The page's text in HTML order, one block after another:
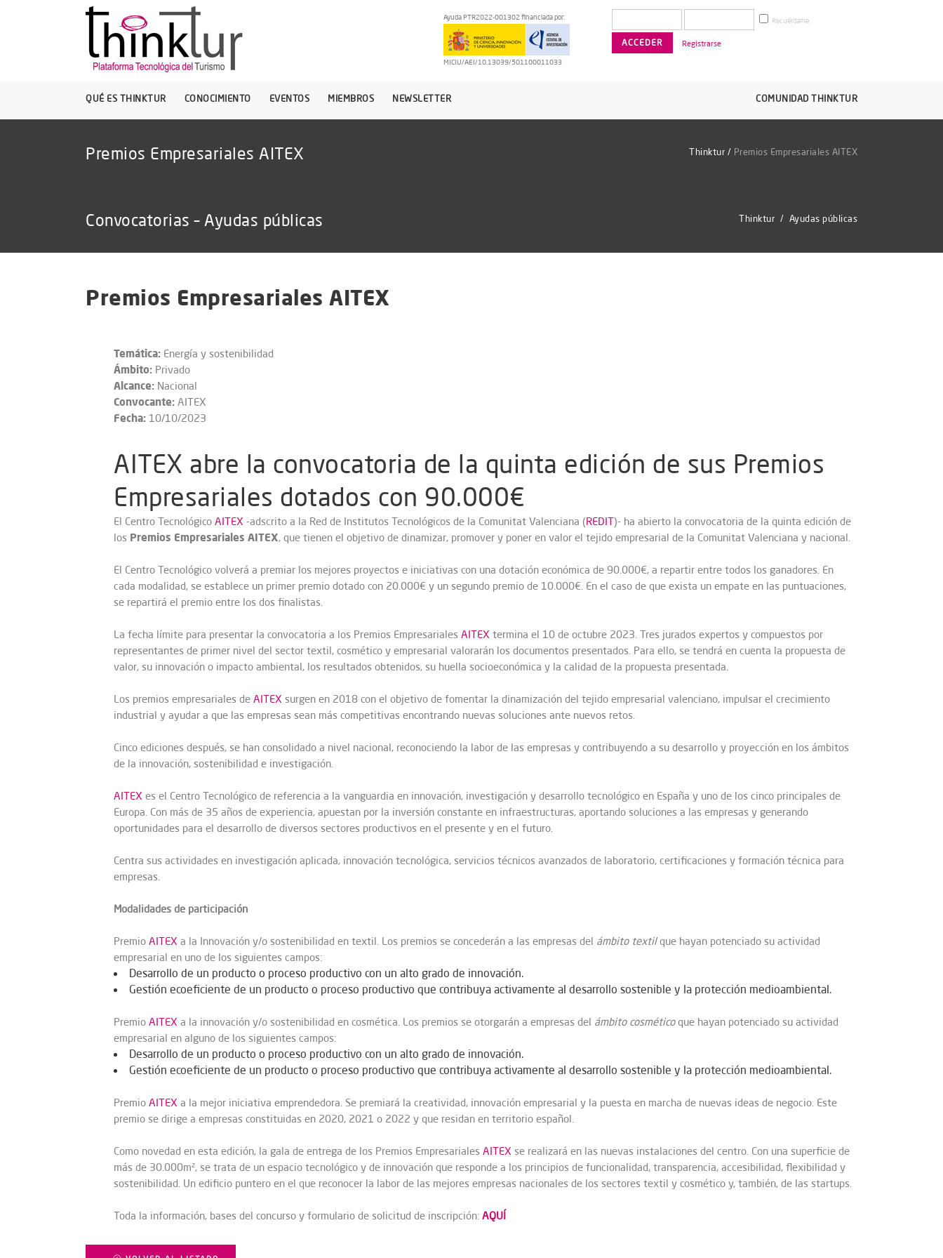
Ayuda PTR2022-001302 financiada por:
MICIU/AEI/10.13039/501100011033
Recuérdame
Registrarse
QUÉ ES THINKTUR CONOCIMIENTO EVENTOS MIEMBROS NEWSLETTER COMUNIDAD THINKTUR
Premios Empresariales AITEX Thinktur / Premios Empresariales AITEX
Convocatorias – Ayudas públicas Thinktur / Ayudas públicas
Premios Empresariales AITEX
Temática: Energía y sostenibilidad
Ámbito: Privado
Alcance: Nacional
Convocante: AITEX
Fecha: 10/10/2023
AITEX abre la convocatoria de la quinta edición de sus Premios
Empresariales dotados con 90.000€
El Centro Tecnológico AITEX -adscrito a la Red de Institutos Tecnológicos de la Comunitat Valenciana (REDIT)- ha abierto la convocatoria de la quinta edición de
los Premios Empresariales AITEX, que tienen el objetivo de dinamizar, promover y poner en valor el tejido empresarial de la Comunitat Valenciana y nacional.
El Centro Tecnológico volverá a premiar los mejores proyectos e iniciativas con una dotación económica de 90.000€, a repartir entre todos los ganadores. En
cada modalidad, se establece un primer premio dotado con 20.000€ y un segundo premio de 10.000€. En el caso de que exista un empate en las puntuaciones,
se repartirá el premio entre los dos finalistas.
La fecha límite para presentar la convocatoria a los Premios Empresariales AITEX termina el 10 de octubre 2023. Tres jurados expertos y compuestos por
representantes de primer nivel del sector textil, cosmético y empresarial valorarán los documentos presentados. Para ello, se tendrá en cuenta la propuesta de
valor, su innovación o impacto ambiental, los resultados obtenidos, su huella socioeconómica y la calidad de la propuesta presentada.
Los premios empresariales de AITEX surgen en 2018 con el objetivo de fomentar la dinamización del tejido empresarial valenciano, impulsar el crecimiento
industrial y ayudar a que las empresas sean más competitivas encontrando nuevas soluciones ante nuevos retos.
Cinco ediciones después, se han consolidado a nivel nacional, reconociendo la labor de las empresas y contribuyendo a su desarrollo y proyección en los ámbitos
de la innovación, sostenibilidad e investigación.
AITEX es el Centro Tecnológico de referencia a la vanguardia en innovación, investigación y desarrollo tecnológico en España y uno de los cinco principales de
Europa. Con más de 35 años de experiencia, apuestan por la inversión constante en infraestructuras, aportando soluciones a las empresas y generando
oportunidades para el desarrollo de diversos sectores productivos en el presente y en el futuro.
Centra sus actividades en investigación aplicada, innovación tecnológica, servicios técnicos avanzados de laboratorio, certificaciones y formación técnica para
empresas.
Modalidades de participación
Premio AITEX a la Innovación y/o sostenibilidad en textil. Los premios se concederán a las empresas del ámbito textilque hayan potenciado su actividad
empresarial en uno de los siguientes campos:
Desarrollo de un producto o proceso productivo con un alto grado de innovación.
Gestión ecoeficiente de un producto o proceso productivo que contribuya activamente al desarrollo sostenible y la protección medioambiental.
Premio AITEX a la innovación y/o sostenibilidad en cosmética. Los premios se otorgarán a empresas del ámbito cosméticoque hayan potenciado su actividad
empresarial en alguno de los siguientes campos:
Desarrollo de un producto o proceso productivo con un alto grado de innovación.
Gestión ecoeficiente de un producto o proceso productivo que contribuya activamente al desarrollo sostenible y la protección medioambiental.
Premio AITEX a la mejor iniciativa emprendedora. Se premiará la creatividad, innovación empresarial y la puesta en marcha de nuevas ideas de negocio. Este
premio se dirige a empresas constituidas en 2020, 2021 o 2022 y que residan en territorio español.
Como novedad en esta edición, la gala de entrega de los Premios Empresariales AITEX se realizará en las nuevas instalaciones del centro. Con una superficie de
más de 30.000m², se trata de un espacio tecnológico y de innovación que responde a los principios de funcionalidad, transparencia, accesibilidad, flexibilidad y
sostenibilidad. Un edificio puntero en el que reconocer la labor de las mejores empresas nacionales de los sectores textil y cosmético y, también, de las startups.
Toda la información, bases del concurso y formulario de solicitud de inscripción: AQUÍ